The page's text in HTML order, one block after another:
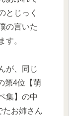
とじっく
の言いた
す。
が、同じ
第4位【萌
集】の中
たお姉さん